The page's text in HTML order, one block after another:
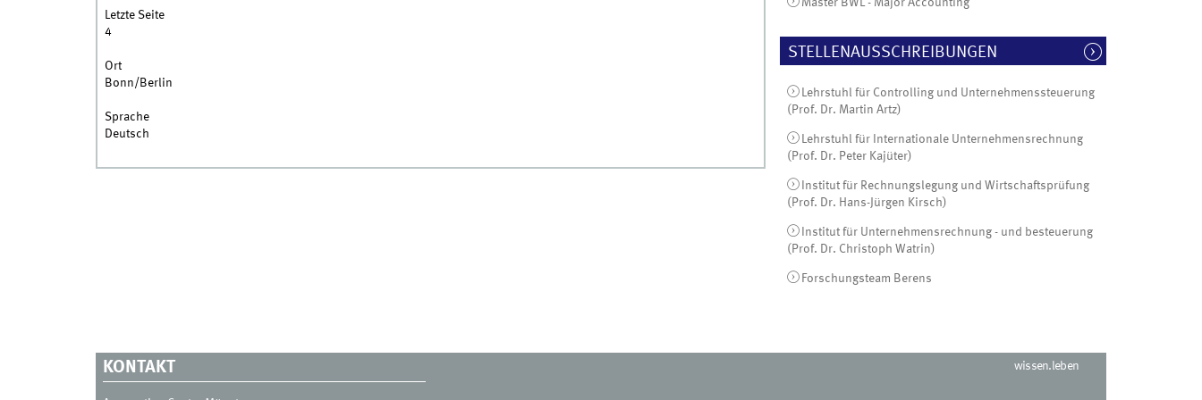
Letzte Seite
4
Ort
Bonn/Berlin
Sprache
Deutsch
Master BWL - Major Accounting
STELLENAUSSCHREIBUNGEN
Lehrstuhl für Controlling und Unternehmenssteuerung
(Prof. Dr. Martin Artz)
Lehrstuhl für Internationale Unternehmensrechnung
(Prof. Dr. Peter Kajüter)
Institut für Rechnungslegung und Wirtschaftsprüfung
(Prof. Dr. Hans-Jürgen Kirsch)
Institut für Unternehmensrechnung - und besteuerung
(Prof. Dr. Christoph Watrin)
Forschungsteam Berens
KONTAKT wissen.leben